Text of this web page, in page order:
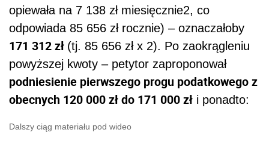
opiewała na 7 138 zł miesięcznie2, co
odpowiada 85 656 zł rocznie) – oznaczałoby
171 312 zł (tj. 85 656 zł x 2). Po zaokrągleniu
powyższej kwoty – petytor zaproponował
podniesienie pierwszego progu podatkowego z
obecnych 120 000 zł do 171 000 zł i ponadto:
Dalszy ciąg materiału pod wideo